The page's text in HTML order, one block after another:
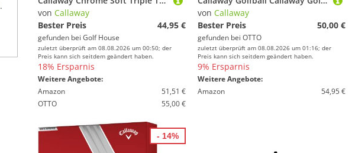
.
von Callaway
Bester Preis
44,95 €
gefunden bei Golf House
zuletzt überprüft am 08.08.2026 um 00:50; der
Preis kann sich seitdem geändert haben.
18% Ersparnis
Weitere Angebote:
Amazon
51,51 €
OTTO
55,00 €
von Callaway
Bester Preis
50,00 €
gefunden bei OTTO
zuletzt überprüft am 08.08.2026 um 01:16; der
Preis kann sich seitdem geändert haben.
9% Ersparnis
Weitere Angebote:
Amazon
54,95 €
- 14%